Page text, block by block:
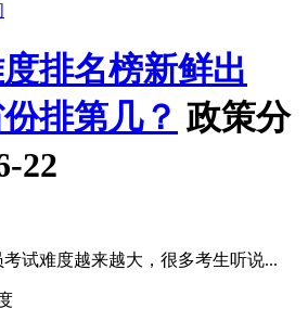
排名榜新鲜出
排第几？ 政策分
22
试难度越来越大，很多考生听说...